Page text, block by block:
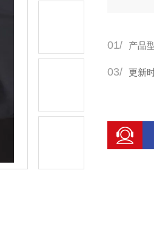
应用和
01/ 产品
03/ 更新